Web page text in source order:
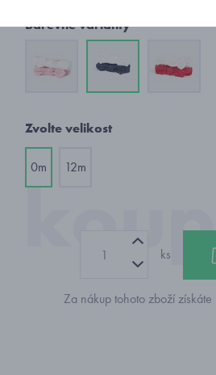
Barevné varianty
Zvolte velikost
0m 12m
ks
Za nákup tohoto zboží získáte